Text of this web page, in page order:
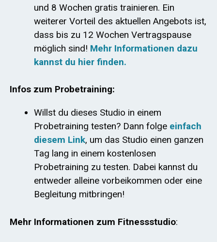
und 8 Wochen gratis trainieren. Ein
weiterer Vorteil des aktuellen Angebots ist,
dass bis zu 12 Wochen Vertragspause
möglich sind! Mehr Informationen dazu
kannst du hier finden.
Infos zum Probetraining:
Willst du dieses Studio in einem
Probetraining testen? Dann folge einfach
diesem Link, um das Studio einen ganzen
Tag lang in einem kostenlosen
Probetraining zu testen. Dabei kannst du
entweder alleine vorbeikommen oder eine
Begleitung mitbringen!
Mehr Informationen zum Fitnessstudio: